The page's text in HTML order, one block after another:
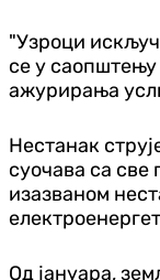
"Узроци
се у
ажурирања
Нестанак
суочава са све
изазваном
Од јануара,